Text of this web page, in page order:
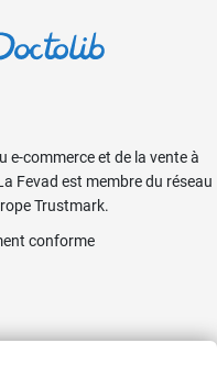
e-commerce et de la vente à
Fevad est membre du réseau
Trustmark.
conforme